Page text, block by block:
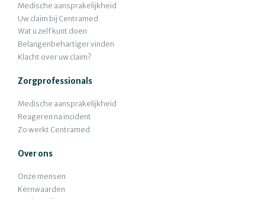
Medische aansprakelijkheid
Uw claim bij Centramed
Wat u zelf kunt doen
Belangenbehartiger vinden
Klacht over uw claim?
Zorgprofessionals
Medische aansprakelijkheid
Reageren na incident
Zo werkt Centramed
Over ons
Onze mensen
Kernwaarden